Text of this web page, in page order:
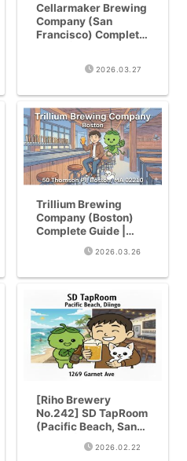
Cellarmaker Brewing
Company (San
Francisco) Complete
Point SF Brewery
2026.03.27
Trillium Brewing
Company (Boston)
Complete Guide |
RateBeer World #3
Legendary Hazy IPA
2026.03.26
[Riho Brewery
No.242] SD TapRoom
(Pacific Beach, San
Diego) | GABF Gold
‘PB Haze’ from a Craft
2026.02.22